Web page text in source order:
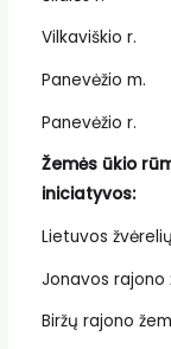
Vilkaviškio r.
Panevėžio m.
Panevėžio r.
Žemės ūkio
iniciatyvos:
Lietuvos
Jonavos rajono
Biržų rajono